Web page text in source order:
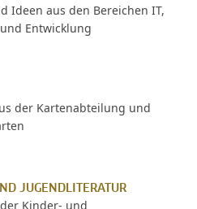
Ideen aus den Bereichen IT,
Entwicklung
der Kartenabteilung und
JUGENDLITERATUR
Kinder- und